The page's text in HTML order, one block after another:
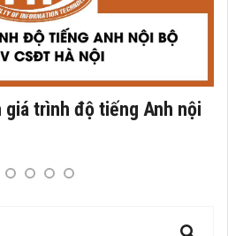
giá trình độ tiếng Anh nội